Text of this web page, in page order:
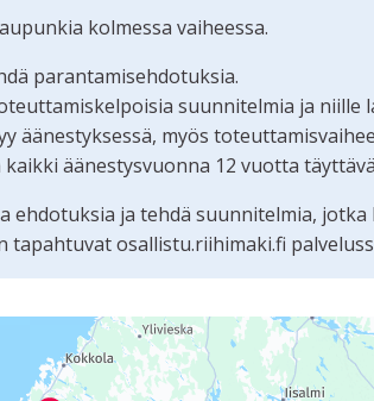
kolmessa vaiheessa.
parantamisehdotuksia.
suunnitelmia ja
äänestyksessä, myös
äänestysvuonna 12 vuotta
ehdotuksia ja tehdä suunnitelmia,
osallistu.riihimaki.fi
tietueet karttapisteinä. Elementtiä